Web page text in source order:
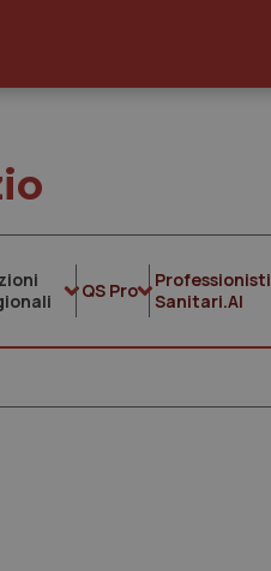
QS Pro
Professionisti
Sanitari.AI